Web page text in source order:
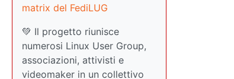
matrix del FediLUG
💚 Il progetto riunisce
numerosi Linux User Group,
associazioni, attivisti e
videomaker in un collettivo